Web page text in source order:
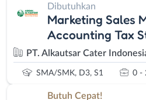
Dibutuhkan
Marketing Sales
Accounting Tax
PT. Alkautsar Cater
SMA/SMK, D3, S1 0 -
Butuh Cepat!